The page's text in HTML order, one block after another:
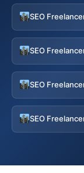
SEO
SEO
SEO
SEO